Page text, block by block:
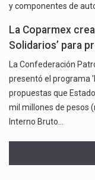
y componentes de
La Coparmex
Solidarios’ para
La Confederación
presentó el programa
propuestas que
mil millones de pesos
Interno Bruto…